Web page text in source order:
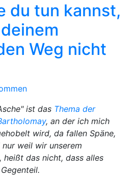
du tun kannst,
Weg nicht
ist das Thema der
, an der ich mich
wird, da fallen Späne,
weil wir unserem
das nicht, dass alles